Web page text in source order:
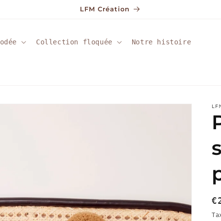
LFM Création
Collection floquée Notre histoire